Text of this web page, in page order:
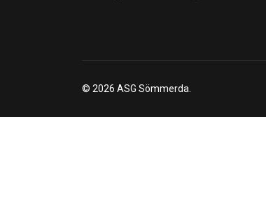
© 2026 ASG Sömmerda.